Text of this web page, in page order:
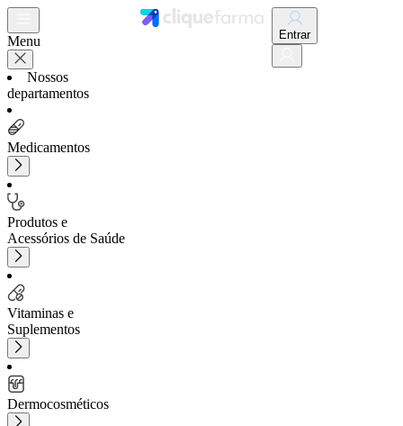
Menu
Nossos
departamentos
Medicamentos
Produtos e
Acessórios de Saúde
Vitaminas e
Suplementos
Dermocosméticos
Entrar